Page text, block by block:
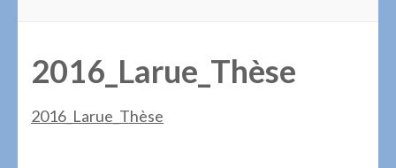
2016_Larue_Thèse
2016_Larue_Thèse